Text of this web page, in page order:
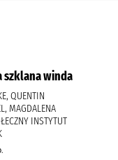
szklana winda
QUENTIN
MAGDALENA
INSTYTUT